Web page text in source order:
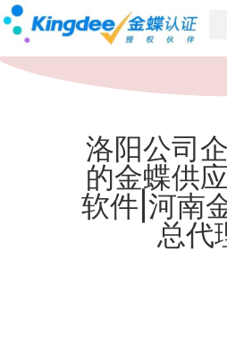
洛阳公司
的金蝶供
软件|河南
总代